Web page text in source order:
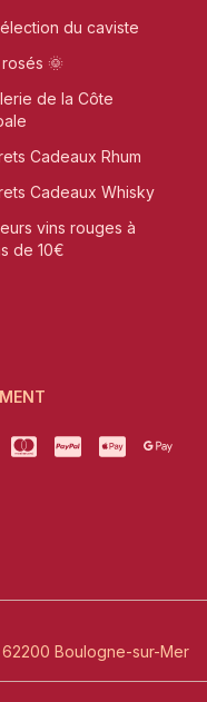
du caviste
🌞
de la Côte
Cadeaux Rhum
Cadeaux Whisky
vins rouges à
de 10€
Boulogne-sur-Mer